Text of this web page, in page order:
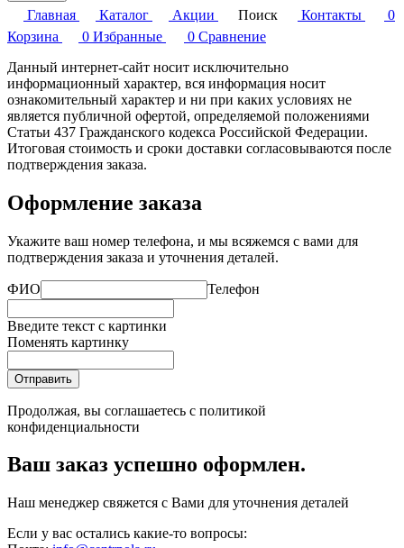
Главная Каталог Акции Поиск Контакты
0
Корзина
0 Избранные 0 Сравнение
Данный интернет-сайт носит исключительно
информационный характер, вся информация носит
ознакомительный характер и ни при каких условиях не
является публичной офертой, определяемой положениями
Статьи 437 Гражданского кодекса Российской Федерации.
Итоговая стоимость и сроки доставки согласовываются после
подтверждения заказа.
Оформление заказа
Укажите ваш номер телефона, и мы всяжемся с вами для
подтверждения заказа и уточнения деталей.
ФИО Телефон
Введите текст с картинки
Поменять картинку
Отправить
Продолжая, вы соглашаетесь с политикой
конфиденциальности
Ваш заказ успешно оформлен.
Наш менеджер свяжется с Вами для уточнения деталей
Если у вас остались какие-то вопросы: